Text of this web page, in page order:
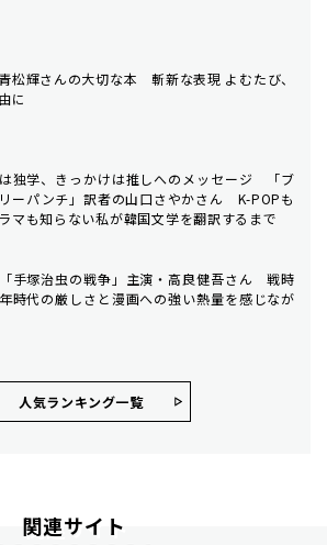
松輝さんの大切な本 斬新な表現 よむたび、
に
独学、きっかけは推しへのメッセージ 「ブ
ーパンチ」訳者の山口さやかさん K-POPも
マも知らない私が韓国文学を翻訳するまで
手塚治虫の戦争」主演・高良健吾さん 戦時
時代の厳しさと漫画への強い熱量を感じなが
人気ランキング⼀覧
関連サイト